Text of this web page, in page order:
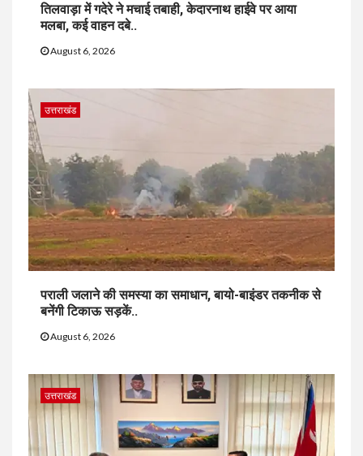
तिलवाड़ा में गदेरे ने मचाई तबाही, केदारनाथ हाईवे पर आया
मलबा, कई वाहन दबे..
August 6, 2026
उत्तराखंड
पराली जलाने की समस्या का समाधान, बायो-बाइंडर तकनीक से
बनेंगी टिकाऊ सड़कें..
August 6, 2026
उत्तराखंड